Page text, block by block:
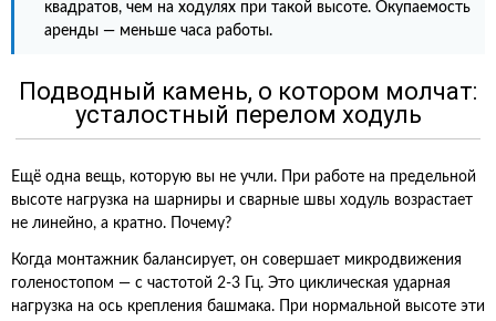
квадратов, чем на ходулях при такой высоте. Окупаемость
аренды — меньше часа работы.
Подводный камень, о котором молчат:
усталостный перелом ходуль
Ещё одна вещь, которую вы не учли. При работе на предельной
высоте нагрузка на шарниры и сварные швы ходуль возрастает
не линейно, а кратно. Почему?
Когда монтажник балансирует, он совершает микродвижения
голеностопом — с частотой 2-3 Гц. Это циклическая ударная
нагрузка на ось крепления башмака. При нормальной высоте эти